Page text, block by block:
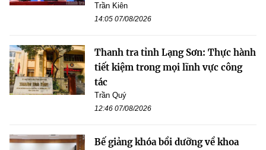
Trần Kiên
14:05 07/08/2026
Thanh tra tỉnh Lạng Sơn: Thực hành
tiết kiệm trong mọi lĩnh vực công
tác
Trần Quý
12:46 07/08/2026
Bế giảng khóa bồi dưỡng về khoa